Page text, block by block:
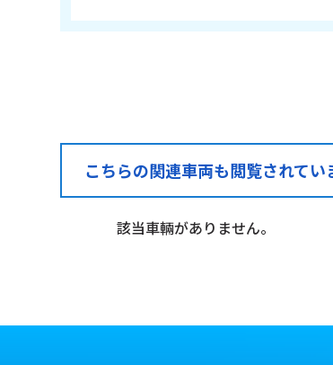
こちらの関連車両も閲覧されてい
該当車輛がありません。